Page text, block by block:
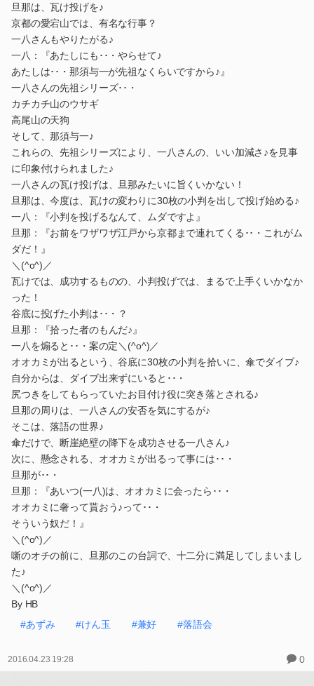
旦那は、瓦け投げを♪
京都の愛宕山では、有名な行事？
一八さんもやりたがる♪
一八：『あたしにも･･・やらせて♪
あたしは･･・那須与一が先祖なくらいですから♪』
一八さんの先祖シリーズ･･・
カチカチ山のウサギ
高尾山の天狗
そして、那須与一♪
これらの、先祖シリーズにより、一八さんの、いい加減さ♪を見事
に印象付けられました♪
一八さんの瓦け投げは、旦那みたいに旨くいかない！
旦那は、今度は、瓦けの変わりに30枚の小判を出して投げ始める♪
一八：『小判を投げるなんて、ムダですよ』
旦那：『お前をワザワザ江戸から京都まで連れてくる･･・これがム
ダだ！』
＼(^o^)／
瓦けでは、成功するものの、小判投げでは、まるで上手くいかなか
った！
谷底に投げた小判は･･・？
旦那：『拾った者のもんだ♪』
一八を煽ると･･・案の定＼(^o^)／
オオカミが出るという、谷底に30枚の小判を拾いに、傘でダイブ♪
自分からは、ダイブ出来ずにいると･･・
尻つきをしてもらっていたお目付け役に突き落とされる♪
旦那の周りは、一八さんの安否を気にするが♪
そこは、落語の世界♪
傘だけで、断崖絶壁の降下を成功させる一八さん♪
次に、懸念される、オオカミが出るって事には･･・
旦那が･･・
旦那：『あいつ(一八)は、オオカミに会ったら･･・
オオカミに奢って貰おう♪って･･・
そういう奴だ！』
＼(^o^)／
噺のオチの前に、旦那のこの台詞で、十二分に満足してしまいまし
た♪
＼(^o^)／
By HB
#あずみ
#けん玉 #兼好 #落語会
2016.04.23 19:28 0